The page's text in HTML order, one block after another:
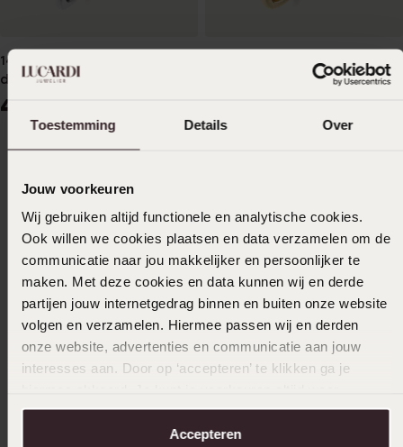
Toestemming Details Over
Jouw voorkeuren
Wij gebruiken altijd functionele en analytische cookies.
Ook willen we cookies plaatsen en data verzamelen om de
communicatie naar jou makkelijker en persoonlijker te
maken. Met deze cookies en data kunnen wij en derde
partijen jouw internetgedrag binnen en buiten onze website
volgen en verzamelen. Hiermee passen wij en derden
onze website, advertenties en communicatie aan jouw
interesses aan. Door op ‘accepteren’ te klikken ga je
aanpassen. Lees er meer over in onscookiebeleid.
Accepteren
14 Karaat witgouden ring
diamant 0,175ct
449
14 Karaat gouden ring
14K geelgouden ring met
Duurzamer